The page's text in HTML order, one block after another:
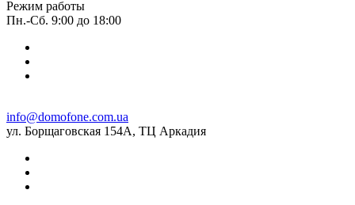
Режим работы
Пн.-Сб. 9:00 до 18:00
info@domofone.com.ua
ул. Борщаговская 154А, ТЦ Аркадия